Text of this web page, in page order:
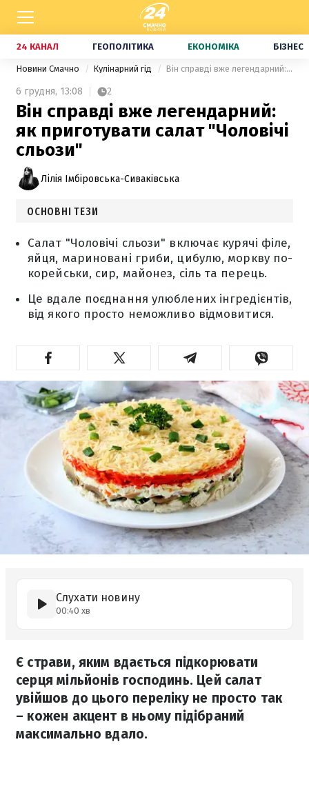
24 КАНАЛ ГЕОПОЛІТИКА ЕКОНОМІКА БІЗНЕС
Новини Смачно Кулінарний гід Він справді вже легендарний: як приготувати салат "Чоловічі сльози"
6 грудня, 13:08 2
Він справді вже легендарний:
як приготувати салат "Чоловічі
сльози"
Лілія Імбіровська-Сиваківська
ОСНОВНІ ТЕЗИ
Салат "Чоловічі сльози" включає курячі філе,
яйця, мариновані гриби, цибулю, моркву по-
корейськи, сир, майонез, сіль та перець.
Це вдале поєднання улюблених інгредієнтів,
від якого просто неможливо відмовитися.
Слухати новину
00:40 хв
Є страви, яким вдається підкорювати
серця мільйонів господинь. Цей салат
увійшов до цього переліку не просто так
– кожен акцент в ньому підібраний
максимально вдало.